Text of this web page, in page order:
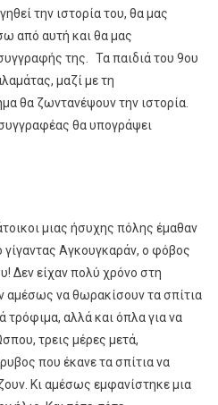
την ιστορία του, θα μας
από αυτή και θα μας
της. Τα παιδιά του 9ου
μαζί με τη
θα ζωντανέψουν την ιστορία.
θα υπογράψει
μιας ήσυχης πόλης έμαθαν
γίγαντας Αγκουγκαράν, ο φόβος
Δεν είχαν πολύ χρόνο στη
αμέσως να θωρακίσουν τα σπίτια
τρόφιμα, αλλά και όπλα για να
τρεις μέρες μετά,
που έκανε τα σπίτια να
Κι αμέσως εμφανίστηκε μια